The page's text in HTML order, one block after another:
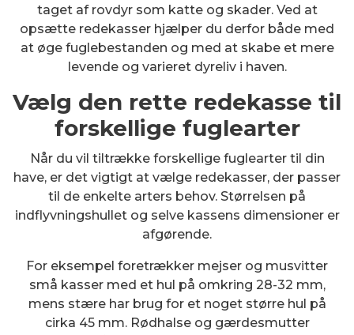
taget af rovdyr som katte og skader. Ved at
opsætte redekasser hjælper du derfor både med
at øge fuglebestanden og med at skabe et mere
levende og varieret dyreliv i haven.
Vælg den rette redekasse til
forskellige fuglearter
Når du vil tiltrække forskellige fuglearter til din
have, er det vigtigt at vælge redekasser, der passer
til de enkelte arters behov. Størrelsen på
indflyvningshullet og selve kassens dimensioner er
afgørende.
For eksempel foretrækker mejser og musvitter
små kasser med et hul på omkring 28-32 mm,
mens stære har brug for et noget større hul på
cirka 45 mm. Rødhalse og gærdesmutter